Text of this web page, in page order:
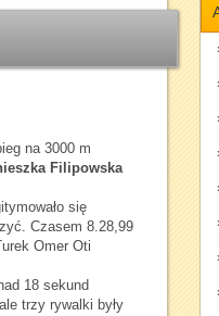
na 3000 m
Filipowska
się
Czasem 8.28,99
Omer Oti
18 sekund
trzy rywalki były